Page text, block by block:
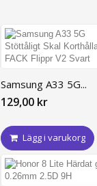
Samsung A33 5G...
129,00 kr
Lägg i varukorg